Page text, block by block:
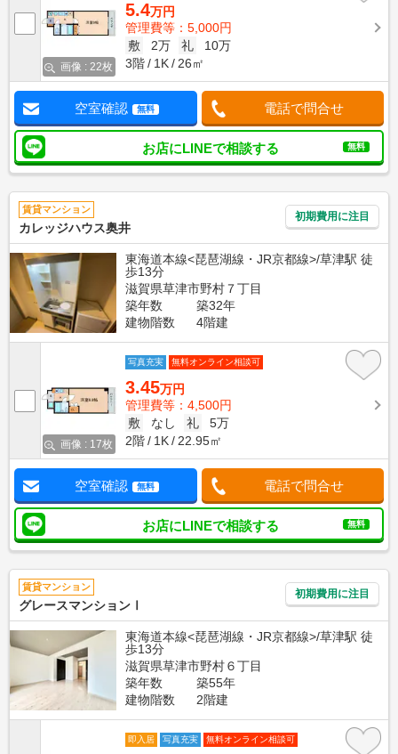
画像 : 22枚
5.4万円
管理費等：5,000円
敷
2万 礼
10万
3階
1K 26㎡
空室確認 無料 電話で問合せ
お店にLINEで相談する 無料
賃貸マンション
カレッジハウス奥井
初期費用に注目
東海道本線<琵琶湖線・JR京都線>/草津駅 徒
歩13分
滋賀県草津市野村７丁目
築年数
築32年
建物階数
4階建
画像 : 17枚
写真充実 無料オンライン相談可
3.45万円
管理費等：4,500円
敷
なし 礼
5万
2階
1K 22.95㎡
空室確認 無料 電話で問合せ
お店にLINEで相談する 無料
賃貸マンション
グレースマンションⅠ
初期費用に注目
東海道本線<琵琶湖線・JR京都線>/草津駅 徒
歩13分
滋賀県草津市野村６丁目
築年数
築55年
建物階数
2階建
即入居 写真充実 無料オンライン相談可